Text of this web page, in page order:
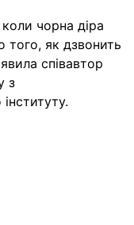
чорна діра
того, як дзвонить
співавтор
з